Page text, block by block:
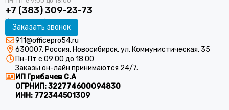
+7 (383) 309-23-73
Заказать звонок
911@officepro54.ru
630007, Россия, Новосибирск, ул. Коммунистическая, 35
Пн-Пт с 09:00 до 18:00
Заказы он-лайн принимаются 24/7.
ИП Грибачев С.А
ОГРНИП:322774600094830
ИНН: 772344501309